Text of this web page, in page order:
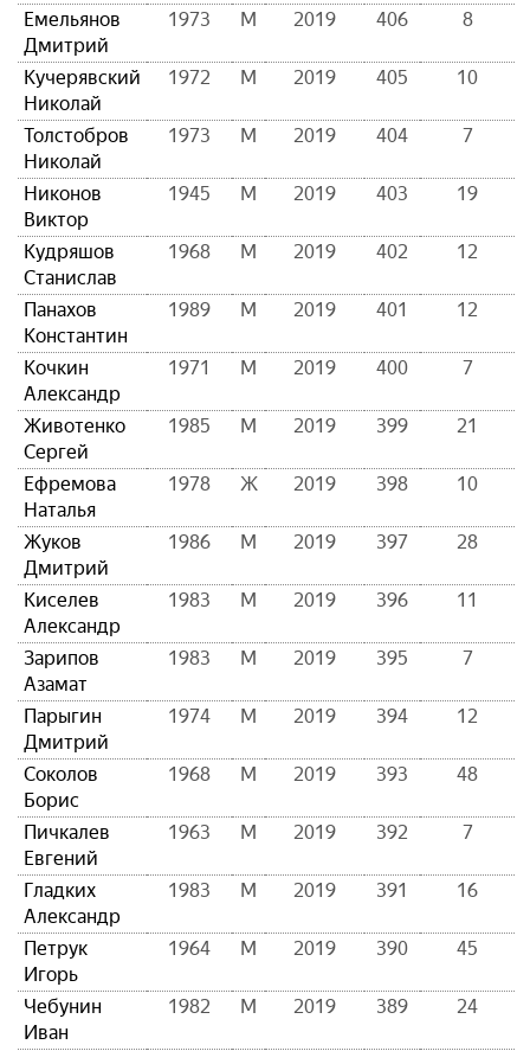
Емельянов
Дмитрий
1973 М 2019 406 8
Кучерявский
Николай
1972 М 2019 405 10
Толстобров
Николай
1973 М 2019 404 7
Никонов
Виктор
1945 М 2019 403 19
Кудряшов
Станислав
1968 М 2019 402 12
Панахов
Константин
1989 М 2019 401 12
Кочкин
Александр
1971 М 2019 400 7
Животенко
Сергей
1985 М 2019 399 21
Ефремова
Наталья
1978 Ж 2019 398 10
Жуков
Дмитрий
1986 М 2019 397 28
Киселев
Александр
1983 М 2019 396 11
Зарипов
Азамат
1983 М 2019 395 7
Парыгин
Дмитрий
1974 М 2019 394 12
Соколов
Борис
1968 М 2019 393 48
Пичкалев
Евгений
1963 М 2019 392 7
Гладких
Александр
1983 М 2019 391 16
Петрук
Игорь
1964 М 2019 390 45
Чебунин
Иван
1982 М 2019 389 24